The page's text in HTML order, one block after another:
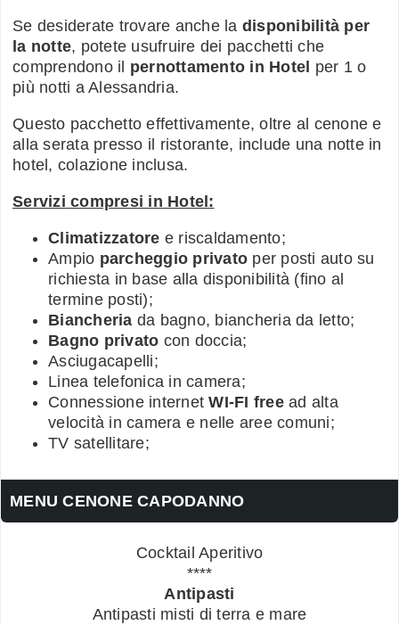
Se desiderate trovare anche la disponibilità per
la notte, potete usufruire dei pacchetti che
comprendono il pernottamento in Hotel per 1 o
più notti a Alessandria.
Questo pacchetto effettivamente, oltre al cenone e
alla serata presso il ristorante, include una notte in
hotel, colazione inclusa.
Servizi compresi in Hotel:
Climatizzatore e riscaldamento;
Ampio parcheggio privato per posti auto su
richiesta in base alla disponibilità (fino al
termine posti);
Biancheria da bagno, biancheria da letto;
Bagno privato con doccia;
Asciugacapelli;
Linea telefonica in camera;
Connessione internetWI-FI freead alta
velocità in camera e nelle aree comuni;
TV satellitare;
MENU CENONE CAPODANNO
Cocktail Aperitivo
****
Antipasti
Antipasti misti di terra e mare